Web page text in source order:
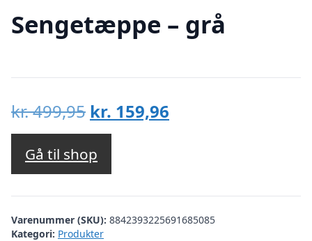
Sengetæppe – grå
kr.499,95 Den
oprindelige
pris
var:
kr. 499,95.
kr. 159,96
kr. 159,96.
Gå til shop
Varenummer (SKU): 8842393225691685085
Kategori: Produkter